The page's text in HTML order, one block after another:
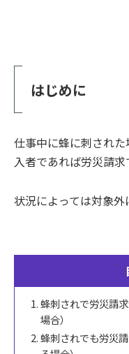
はじめに
仕事中に蜂に刺され
入者であれば労災請求
状況によっては対象外
蜂刺されで労災請
場合）
蜂刺されでも労災